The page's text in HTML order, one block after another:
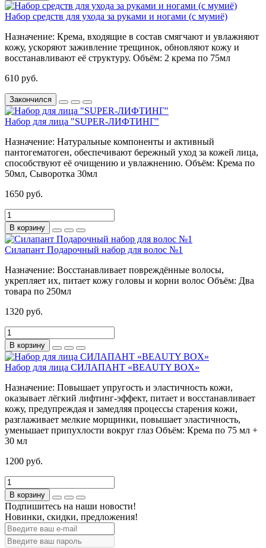
Набор средств для ухода за руками и ногами (с мумиё)
Назначение: Крема, входящие в состав смягчают и увлажняют
кожу, ускоряют заживление трещинок, обновляют кожу и
восстанавливают её структуру. Объём: 2 крема по 75мл
610 руб.
Закончился
Набор для лица "SUPER-ЛИФТИНГ"
Назначение: Натуральные компоненты и активный
пантогематоген, обеспечивают бережный уход за кожей лица,
способствуют её очищению и увлажнению. Объём: Крема по
50мл, Сыворотка 30мл
1650 руб.
В корзину
Силапант Подарочный набор для волос №1
Назначение: Восстанавливает повреждённые волосы,
укрепляет их, питает кожу головы и корни волос Объём: Два
товара по 250мл
1320 руб.
В корзину
Набор для лица СИЛАПАНТ «BEAUTY BOX»
Назначение: Повышает упругость и эластичность кожи,
оказывает лёгкий лифтинг-эффект, питает и восстанавливает
кожу, предупреждая и замедляя процессы старения кожи,
разглаживает мелкие морщинки, повышает эластичность,
уменьшает припухлости вокруг глаз Объём: Крема по 75 мл +
30 мл
1200 руб.
В корзину
Подпишитесь на наши новости!
Новинки, скидки, предложения!